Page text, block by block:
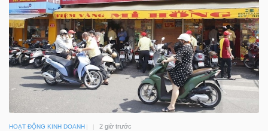
HOẠT ĐỘNG KINH DOANH 2 giờ trước